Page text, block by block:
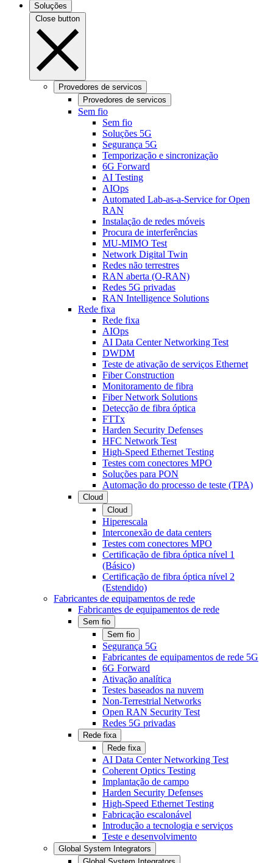
Soluções
Close button
Provedores de servicos
Provedores de servicos
Sem fio
Sem fio
Soluções 5G
Segurança 5G
Temporização e sincronização
6G Forward
AI Testing
AIOps
Automated Lab-as-a-Service for Open
RAN
Instalação de redes móveis
Procura de interferências
MU-MIMO Test
Network Digital Twin
Redes não terrestres
RAN aberta (O-RAN)
Redes 5G privadas
RAN Intelligence Solutions
Rede fixa
Rede fixa
AIOps
AI Data Center Networking Test
DWDM
Teste de ativação de serviços Ethernet
Fiber Construction
Monitoramento de fibra
Fiber Network Solutions
Detecção de fibra óptica
FTTx
Harden Security Defenses
HFC Network Test
High-Speed Ethernet Testing
Testes com conectores MPO
Soluções para PON
Automação do processo de teste (TPA)
Cloud
Cloud
Hiperescala
Interconexão de data centers
Testes com conectores MPO
Certificação de fibra óptica nível 1
(Básico)
Certificação de fibra óptica nível 2
(Estendido)
Fabricantes de equipamentos de rede
Fabricantes de equipamentos de rede
Sem fio
Sem fio
Segurança 5G
Fabricantes de equipamentos de rede 5G
6G Forward
Ativação analítica
Testes baseados na nuvem
Non-Terrestrial Networks
Open RAN Security Test
Redes 5G privadas
Rede fixa
Rede fixa
AI Data Center Networking Test
Coherent Optics Testing
Implantação de campo
Harden Security Defenses
High-Speed Ethernet Testing
Fabricação escalonável
Introdução a tecnologia e serviços
Teste e desenvolvimento
Global System Integrators